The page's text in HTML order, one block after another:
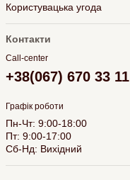
Користувацька угода
Контакти
Call-center
+38(067) 670 33 11
Графік роботи
Пн-Чт: 9:00-18:00
Пт: 9:00-17:00
Сб-Нд: Вихідний